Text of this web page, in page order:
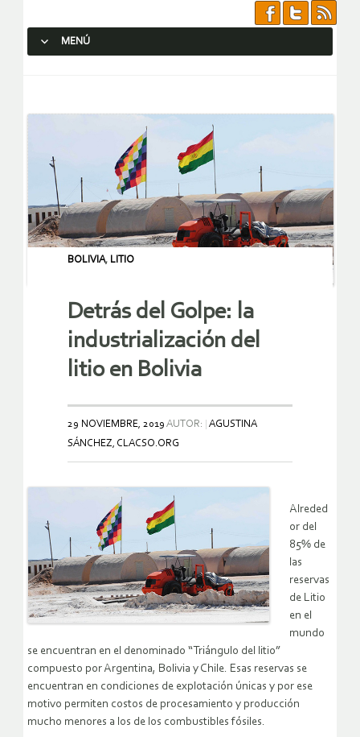
MENÚ
BOLIVIA, LITIO
Detrás del Golpe: la
industrialización del
litio en Bolivia
29 NOVIEMBRE, 2019 AUTOR:
AGUSTINA
SÁNCHEZ, CLACSO.ORG
Alreded
or del
85% de
las
reservas
de Litio
en el
mundo
se encuentran en el denominado “Triángulo del litio”
compuesto por Argentina, Bolivia y Chile. Esas reservas se
encuentran en condiciones de explotación únicas y por ese
motivo permiten costos de procesamiento y producción
mucho menores a los de los combustibles fósiles.